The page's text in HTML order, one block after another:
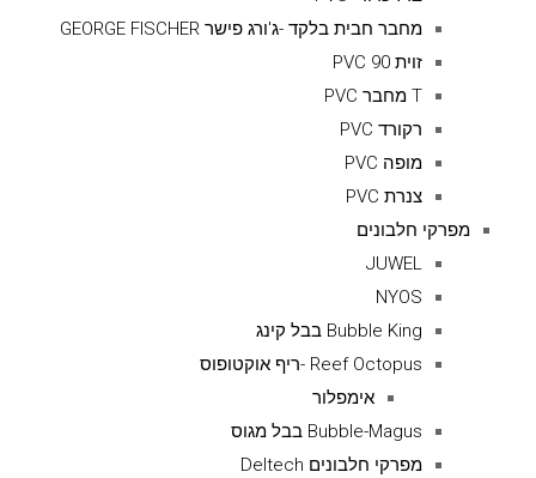
מחבר חבית בלקד -ג'ורג פישר GEORGE FISCHER
זוית 90 PVC
T מחבר PVC
רקורד PVC
מופה PVC
צנרת PVC
מפרקי חלבונים
JUWEL
NYOS
Bubble King בבל קינג
Reef Octopus -ריף אוקטופוס
אימפלור
Bubble-Magus בבל מגוס
מפרקי חלבונים Deltech